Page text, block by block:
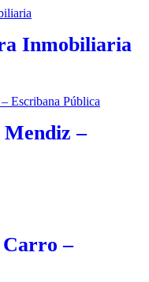
Inmobiliaria
–
Carro –